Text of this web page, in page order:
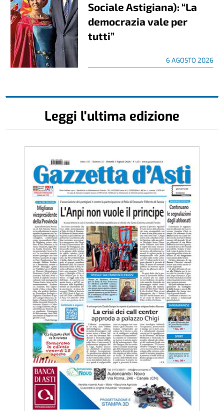
Sociale Astigiana): “La
democrazia vale per
tutti”
6 AGOSTO 2026
Leggi l'ultima edizione